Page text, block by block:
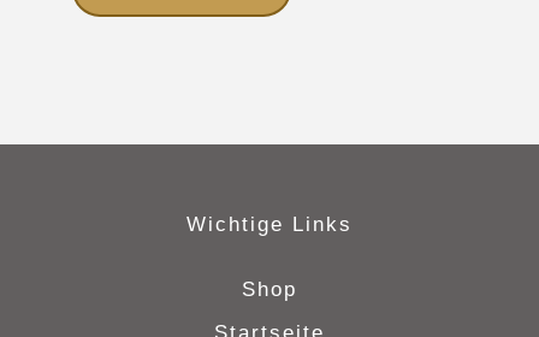
Wichtige Links
Shop